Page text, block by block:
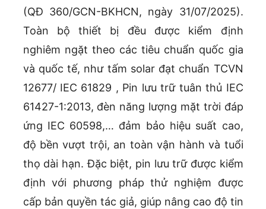
(QĐ 360/GCN-BKHCN, ngày 31/07/2025).
Toàn bộ thiết bị đều được kiểm định
nghiêm ngặt theo các tiêu chuẩn quốc gia
và quốc tế, như tấm solar đạt chuẩn TCVN
12677/ IEC 61829 , Pin lưu trữ tuân thủ IEC
61427-1:2013, đèn năng lượng mặt trời đáp
ứng IEC 60598,… đảm bảo hiệu suất cao,
độ bền vượt trội, an toàn vận hành và tuổi
thọ dài hạn. Đặc biệt, pin lưu trữ được kiểm
định với phương pháp thử nghiệm được
cấp bản quyền tác giả, giúp nâng cao độ tin